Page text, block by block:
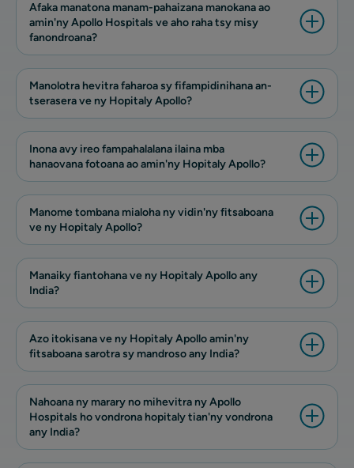
Afaka manatona manam-pahaizana manokana ao
amin'ny Apollo Hospitals ve aho raha tsy misy
fanondroana?
Manolotra hevitra faharoa sy fifampidinihana an-
tserasera ve ny Hopitaly Apollo?
Inona avy ireo fampahalalana ilaina mba
hanaovana fotoana ao amin'ny Hopitaly Apollo?
Manome tombana mialoha ny vidin'ny fitsaboana
ve ny Hopitaly Apollo?
Manaiky fiantohana ve ny Hopitaly Apollo any
India?
Azo itokisana ve ny Hopitaly Apollo amin'ny
fitsaboana sarotra sy mandroso any India?
Nahoana ny marary no mihevitra ny Apollo
Hospitals ho vondrona hopitaly tian'ny vondrona
any India?